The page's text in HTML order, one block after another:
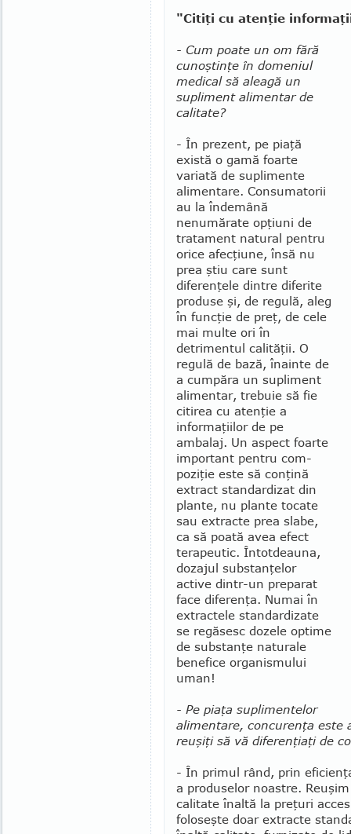
"Citiţi cu atenţie
- Cum poate un om fără
cunoştinţe în domeniul
medical să aleagă un
supliment alimentar de
cali­tate?
- În prezent, pe piaţă
există o gamă foarte
variată de suplimente
alimentare. Consumatorii
au la înde­mână
nenumărate opţiuni de
tratament natural pentru
orice afecţiune, însă nu
prea ştiu care sunt
diferenţele dintre diferite
produse şi, de regulă, aleg
în funcţie de preţ, de cele
mai multe ori în
detrimentul calităţii. O
regulă de bază, înainte de
a cumpăra un supliment
ali­men­tar, trebuie să fie
citirea cu atenţie a
informaţiilor de pe
ambalaj. Un aspect foarte
important pentru com­
poziţie este să conţină
extract standardizat din
plante, nu plante tocate
sau extracte prea slabe,
ca să poată avea efect
terapeutic. Întot­deauna,
dozajul substan­ţelor
active dintr-un prepa­rat
face diferenţa. Numai în
extractele standardizate
se regăsesc dozele optime
de substanţe naturale
benefice organis­mului
uman!
- Pe piaţa suplimentelor
alimentare, concurenţa este
reuşiţi să vă diferenţiaţi de
- În primul rând, prin
a produselor noastre.
cali­tate înaltă la preţuri
foloseşte doar ex­trac­te